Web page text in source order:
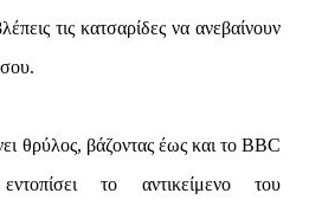
τις κατσαρίδες να ανεβαίνουν
θρύλος, βάζοντας έως και το BBC
το αντικείμενο του